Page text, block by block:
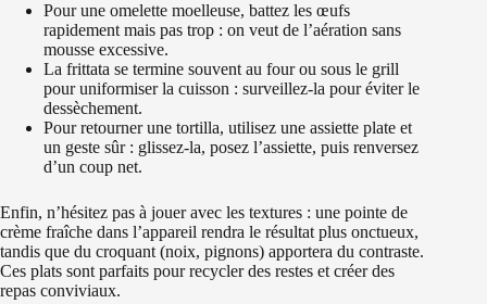
Pour une omelette moelleuse, battez les œufs
rapidement mais pas trop : on veut de l’aération sans
mousse excessive.
La frittata se termine souvent au four ou sous le grill
pour uniformiser la cuisson : surveillez-la pour éviter le
dessèchement.
Pour retourner une tortilla, utilisez une assiette plate et
un geste sûr : glissez-la, posez l’assiette, puis renversez
d’un coup net.
Enfin, n’hésitez pas à jouer avec les textures : une pointe de
crème fraîche dans l’appareil rendra le résultat plus onctueux,
tandis que du croquant (noix, pignons) apportera du contraste.
Ces plats sont parfaits pour recycler des restes et créer des
repas conviviaux.